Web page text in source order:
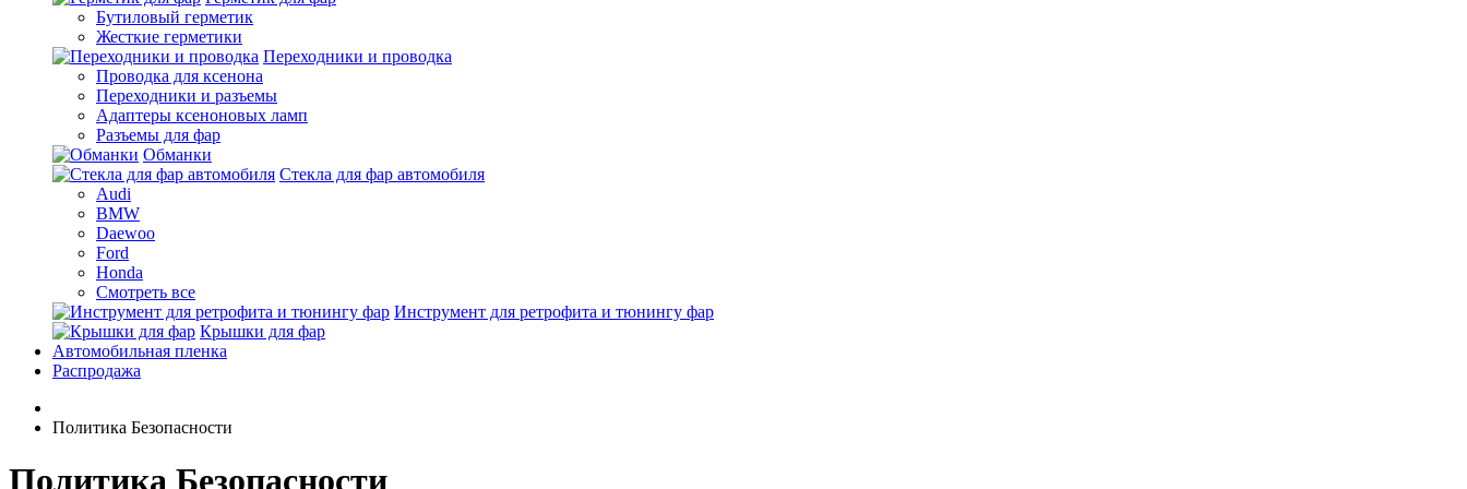
Бутиловый герметик
Жесткие герметики
Переходники и проводка
Проводка для ксенона
Переходники и разъемы
Адаптеры ксеноновых ламп
Разъемы для фар
Обманки
Стекла для фар автомобиля
Audi
BMW
Daewoo
Ford
Honda
Смотреть все
Инструмент для ретрофита и тюнингу фар
Крышки для фар
Автомобильная пленка
Распродажа
Политика Безопасности
Политика Безопасности